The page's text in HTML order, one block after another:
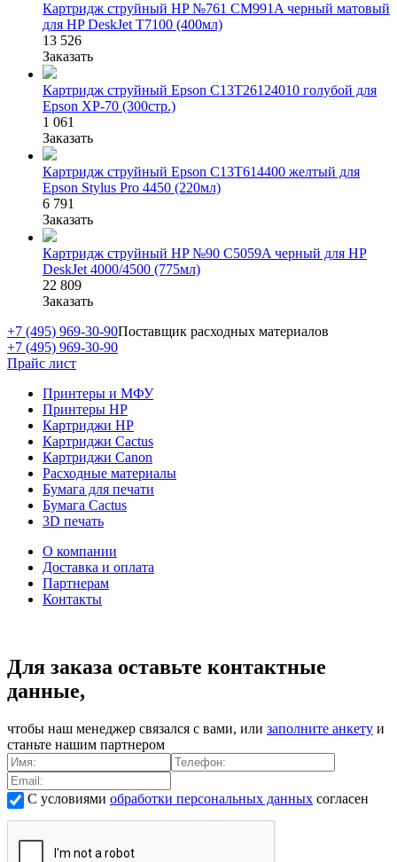
Картридж струйный HP №761 CM991A черный матовый
для HP DeskJet T7100 (400мл)
13 526
Заказать
Картридж струйный Epson C13T26124010 голубой для
Epson XP-70 (300стр.)
1 061
Заказать
Картридж струйный Epson C13T614400 желтый для
Epson Stylus Pro 4450 (220мл)
6 791
Заказать
Картридж струйный HP №90 C5059A черный для HP
DeskJet 4000/4500 (775мл)
22 809
Заказать
+7 (495) 969-30-90Поставщик расходных материалов
+7 (495) 969-30-90
Прайс лист
Принтеры и МФУ
Принтеры HP
Картриджи HP
Картриджи Cactus
Картриджи Canon
Расходные материалы
Бумага для печати
Бумага Cactus
3D печать
О компании
Доставка и оплата
Партнерам
Контакты
Для заказа оставьте контактные
данные,
чтобы наш менеджер связался с вами, или заполните анкету и
станьте нашим партнером
С условиями обработки персональных данных согласен